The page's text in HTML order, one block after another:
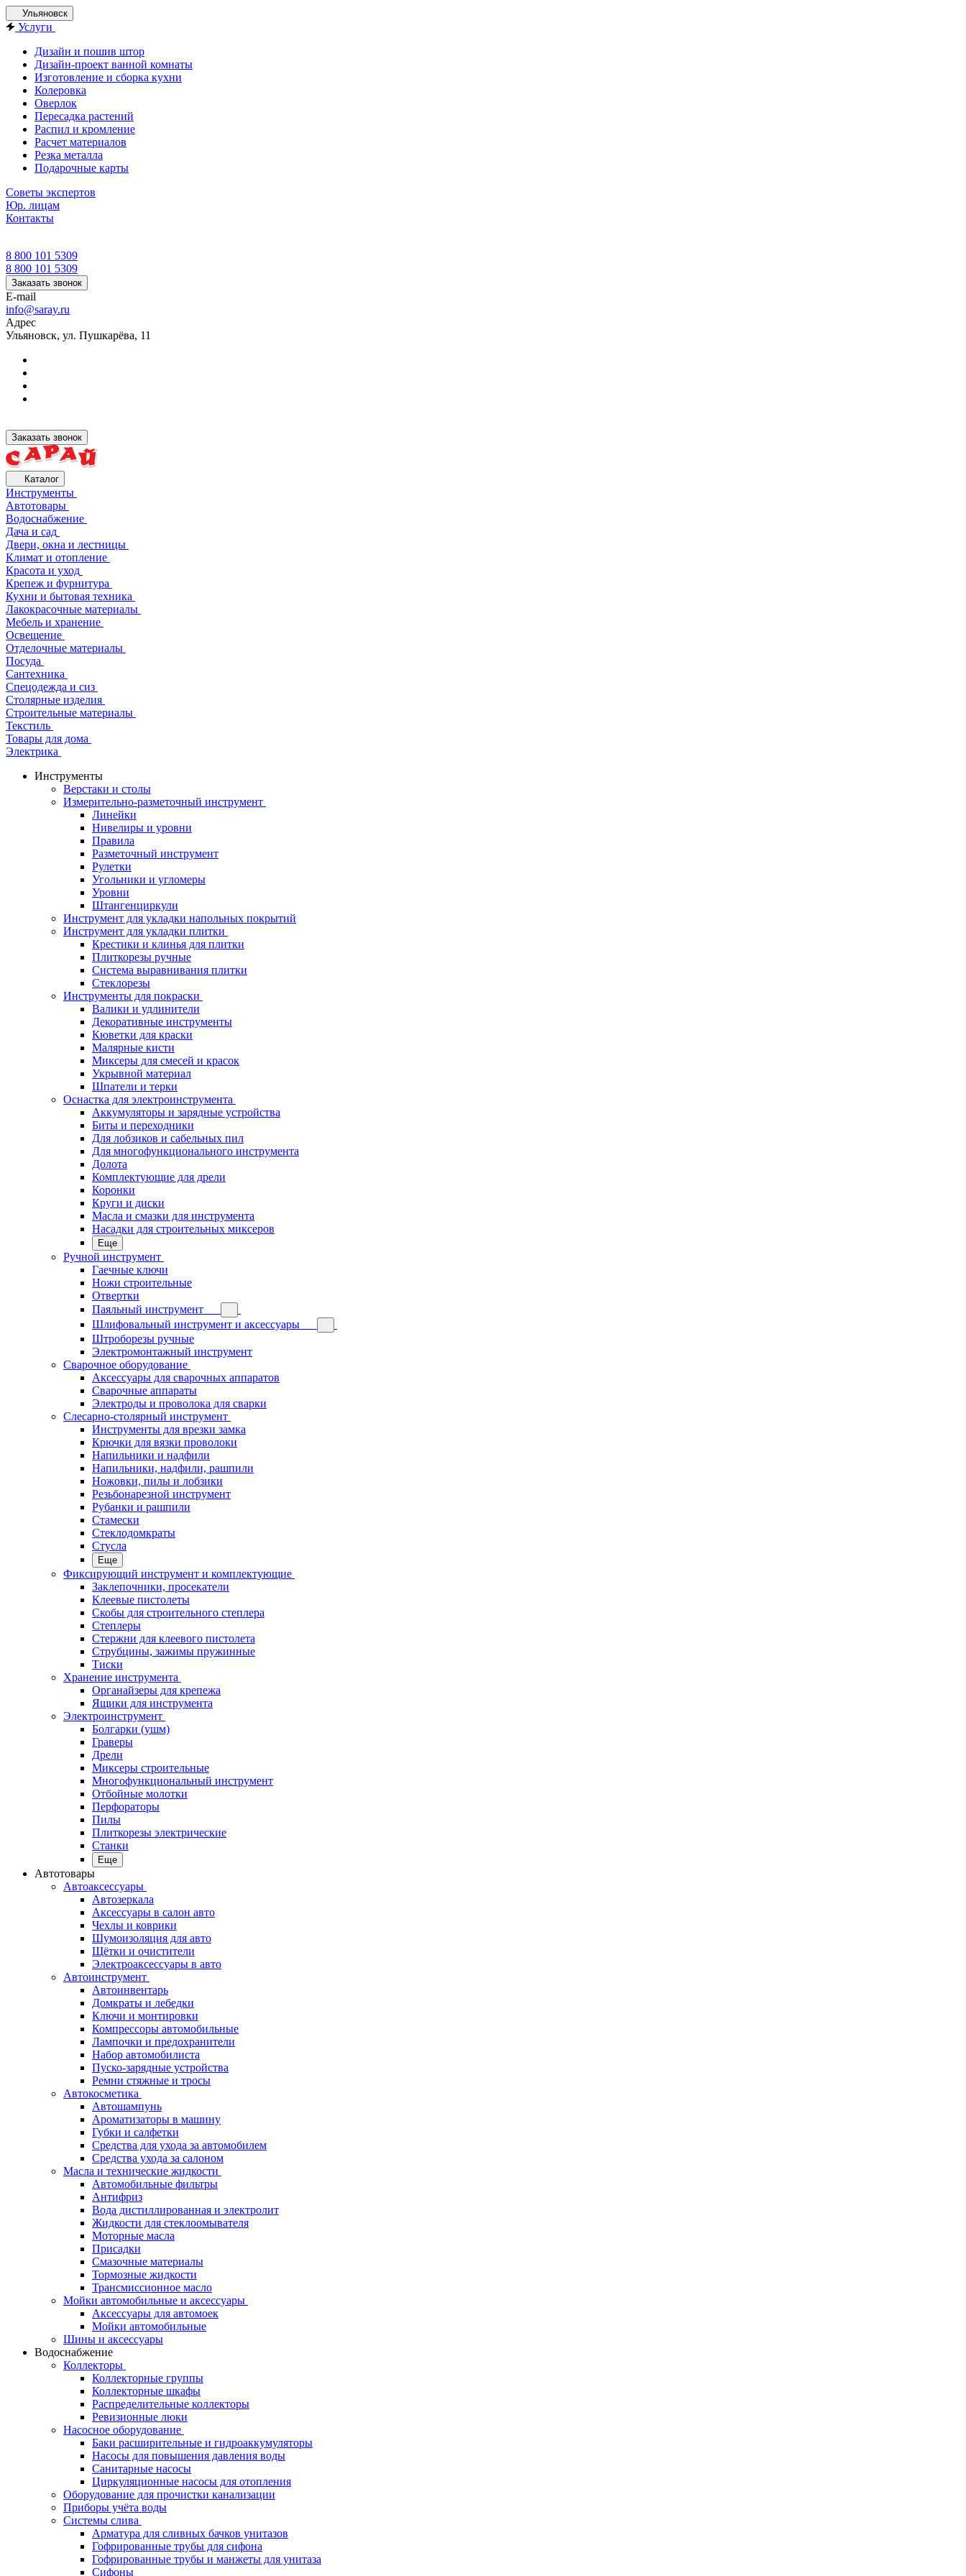
Ульяновск
Услуги
Дизайн и пошив штор
Дизайн-проект ванной комнаты
Изготовление и сборка кухни
Колеровка
Оверлок
Пересадка растений
Распил и кромление
Расчет материалов
Резка металла
Подарочные карты
Советы экспертов
Юр. лицам
Контакты
8 800 101 5309
8 800 101 5309
Заказать звонок
E-mail
info@saray.ru
Адрес
Ульяновск, ул. Пушкарёва, 11
Заказать звонок
Каталог
Инструменты
Автотовары
Водоснабжение
Дача и сад
Двери, окна и лестницы
Климат и отопление
Красота и уход
Крепеж и фурнитура
Кухни и бытовая техника
Лакокрасочные материалы
Мебель и хранение
Освещение
Отделочные материалы
Посуда
Сантехника
Спецодежда и сиз
Столярные изделия
Строительные материалы
Текстиль
Товары для дома
Электрика
Инструменты
Верстаки и столы
Измерительно-разметочный инструмент
Линейки
Нивелиры и уровни
Правила
Разметочный инструмент
Рулетки
Угольники и угломеры
Уровни
Штангенциркули
Инструмент для укладки напольных покрытий
Инструмент для укладки плитки
Крестики и клинья для плитки
Плиткорезы ручные
Система выравнивания плитки
Стеклорезы
Инструменты для покраски
Валики и удлинители
Декоративные инструменты
Кюветки для краски
Малярные кисти
Миксеры для смесей и красок
Укрывной материал
Шпатели и терки
Оснастка для электроинструмента
Аккумуляторы и зарядные устройства
Биты и переходники
Для лобзиков и сабельных пил
Для многофункционального инструмента
Долота
Комплектующие для дрели
Коронки
Круги и диски
Масла и смазки для инструмента
Насадки для строительных миксеров
Еще
Ручной инструмент
Гаечные ключи
Ножи строительные
Отвертки
Паяльный инструмент
Шлифовальный инструмент и аксессуары
Штроборезы ручные
Электромонтажный инструмент
Сварочное оборудование
Аксессуары для сварочных аппаратов
Сварочные аппараты
Электроды и проволока для сварки
Слесарно-столярный инструмент
Инструменты для врезки замка
Крючки для вязки проволоки
Напильники и надфили
Напильники, надфили, рашпили
Ножовки, пилы и лобзики
Резьбонарезной инструмент
Рубанки и рашпили
Стамески
Стеклодомкраты
Стусла
Еще
Фиксирующий инструмент и комплектующие
Заклепочники, просекатели
Клеевые пистолеты
Скобы для строительного степлера
Степлеры
Стержни для клеевого пистолета
Струбцины, зажимы пружинные
Тиски
Хранение инструмента
Органайзеры для крепежа
Ящики для инструмента
Электроинструмент
Болгарки (ушм)
Граверы
Дрели
Миксеры строительные
Многофункциональный инструмент
Отбойные молотки
Перфораторы
Пилы
Плиткорезы электрические
Станки
Еще
Автотовары
Автоаксессуары
Автозеркала
Аксессуары в салон авто
Чехлы и коврики
Шумоизоляция для авто
Щётки и очистители
Электроаксессуары в авто
Автоинструмент
Автоинвентарь
Домкраты и лебедки
Ключи и монтировки
Компрессоры автомобильные
Лампочки и предохранители
Набор автомобилиста
Пуско-зарядные устройства
Ремни стяжные и тросы
Автокосметика
Автошампунь
Ароматизаторы в машину
Губки и салфетки
Средства для ухода за автомобилем
Средства ухода за салоном
Масла и технические жидкости
Автомобильные фильтры
Антифриз
Вода дистиллированная и электролит
Жидкости для стеклоомывателя
Моторные масла
Присадки
Смазочные материалы
Тормозные жидкости
Трансмиссионное масло
Мойки автомобильные и аксессуары
Аксессуары для автомоек
Мойки автомобильные
Шины и аксессуары
Водоснабжение
Коллекторы
Коллекторные группы
Коллекторные шкафы
Распределительные коллекторы
Ревизионные люки
Насосное оборудование
Баки расширительные и гидроаккумуляторы
Насосы для повышения давления воды
Санитарные насосы
Циркуляционные насосы для отопления
Оборудование для прочистки канализации
Приборы учёта воды
Системы слива
Арматура для сливных бачков унитазов
Гофрированные трубы для сифона
Гофрированные трубы и манжеты для унитаза
Сифоны